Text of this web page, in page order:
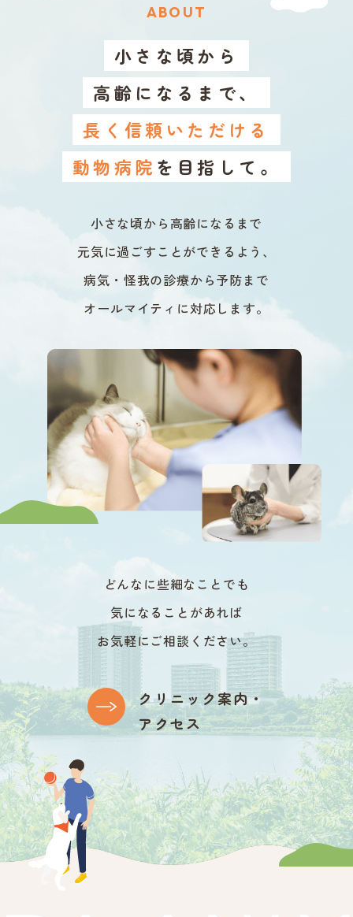
ABOUT
小さな頃から
高齢になるまで、
長く信頼いただける
動物病院 を目指して。
小さな頃から高齢になるまで
元気に過ごすことができるよう、
病気・怪我の診療から予防まで
オールマイティに対応します。
どんなに些細なことでも
気になることがあれば
お気軽にご相談ください。
クリニック案内・
アクセス